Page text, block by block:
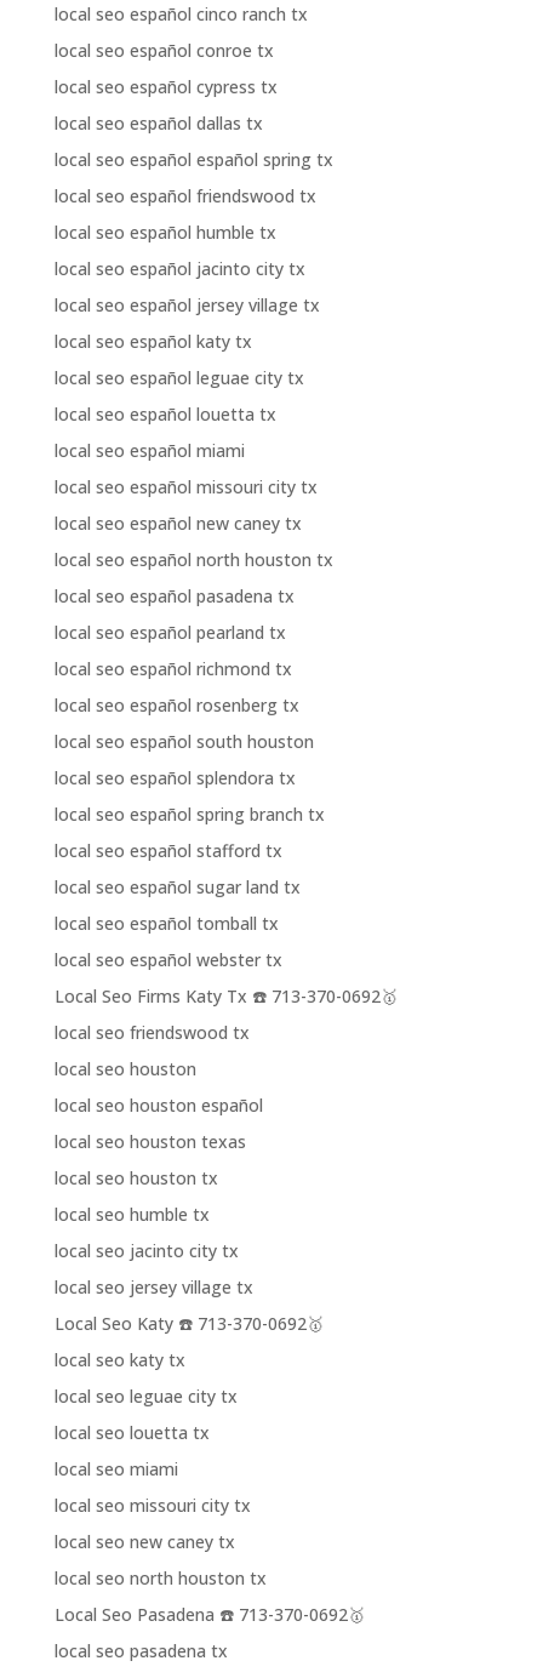
local seo español cinco ranch tx
local seo español conroe tx
local seo español cypress tx
local seo español dallas tx
local seo español español spring tx
local seo español friendswood tx
local seo español humble tx
local seo español jacinto city tx
local seo español jersey village tx
local seo español katy tx
local seo español leguae city tx
local seo español louetta tx
local seo español miami
local seo español missouri city tx
local seo español new caney tx
local seo español north houston tx
local seo español pasadena tx
local seo español pearland tx
local seo español richmond tx
local seo español rosenberg tx
local seo español south houston
local seo español splendora tx
local seo español spring branch tx
local seo español stafford tx
local seo español sugar land tx
local seo español tomball tx
local seo español webster tx
Local Seo Firms Katy Tx ☎️ 713-370-0692🥇
local seo friendswood tx
local seo houston
local seo houston español
local seo houston texas
local seo houston tx
local seo humble tx
local seo jacinto city tx
local seo jersey village tx
Local Seo Katy ☎️ 713-370-0692🥇
local seo katy tx
local seo leguae city tx
local seo louetta tx
local seo miami
local seo missouri city tx
local seo new caney tx
local seo north houston tx
Local Seo Pasadena ☎️ 713-370-0692🥇
local seo pasadena tx